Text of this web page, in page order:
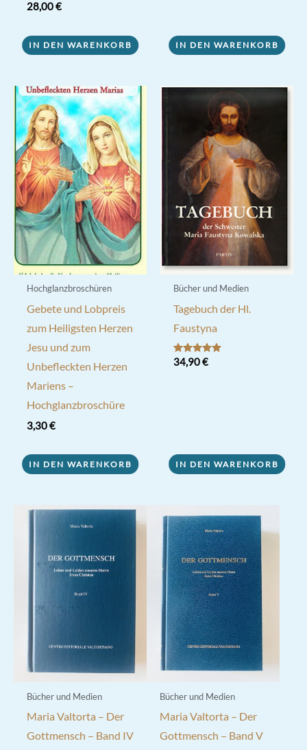
28,00€
IN DEN WARENKORB IN DEN WARENKORB
Hochglanzbroschüren
Gebete und Lobpreis
zum Heiligsten Herzen
Jesu und zum
Unbefleckten Herzen
Mariens –
Hochglanzbroschüre
3,30€
IN DEN WARENKORB
Bücher und Medien
Tagebuch der Hl.
Faustyna
Bewertet mit
5.00
34,90€
IN DEN WARENKORB
Bücher und Medien
Maria Valtorta – Der
Gottmensch – Band IV
Bücher und Medien
Maria Valtorta – Der
Gottmensch – Band V